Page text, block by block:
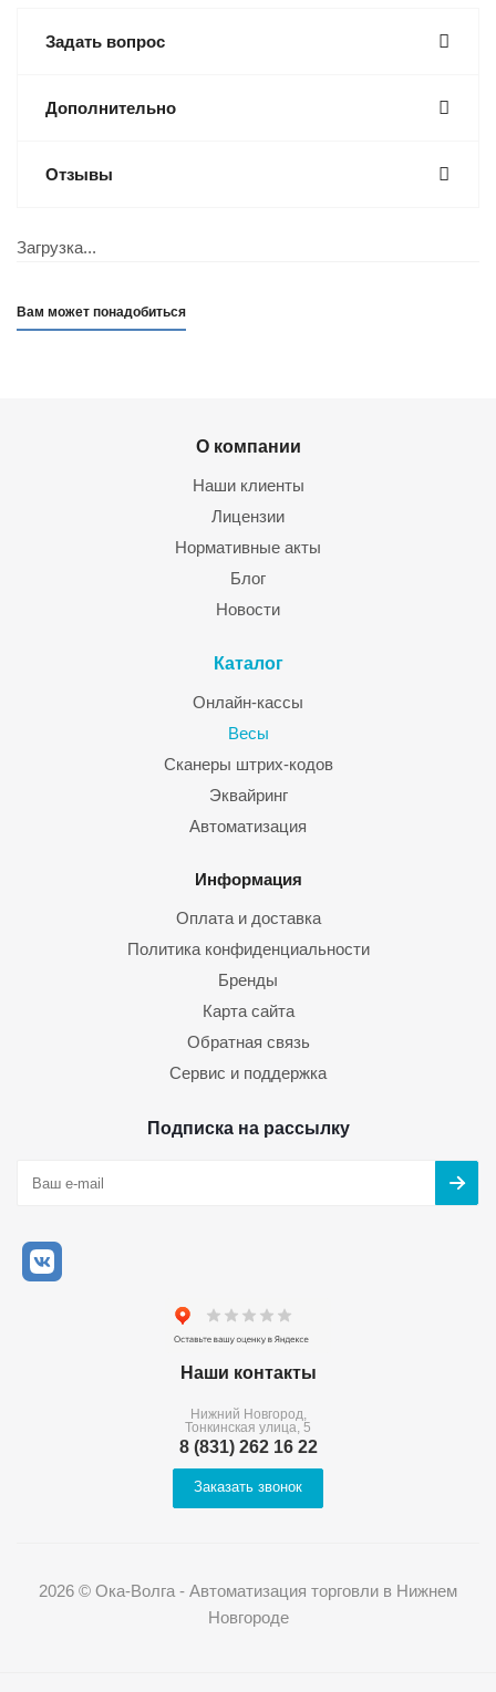
Задать вопрос
Дополнительно
Отзывы
Загрузка...
Вам может понадобиться
О компании
Наши клиенты
Лицензии
Нормативные акты
Блог
Новости
Каталог
Онлайн-кассы
Весы
Сканеры штрих-кодов
Эквайринг
Автоматизация
Информация
Оплата и доставка
Политика конфиденциальности
Бренды
Карта сайта
Обратная связь
Сервис и поддержка
Подписка на рассылку
Наши контакты
Нижний Новгород,
Тонкинская улица, 5
8 (831) 262 16 22
Заказать звонок
2026 © Ока-Волга - Автоматизация торговли в Нижнем
Новгороде